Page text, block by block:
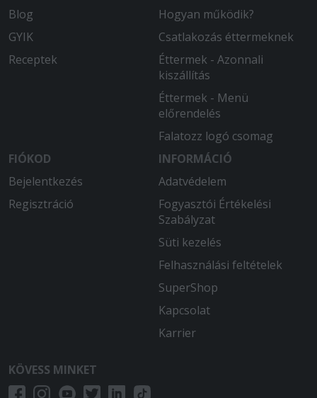
Blog
GYIK
Receptek
Hogyan működik?
Csatlakozás éttermeknek
Éttermek - Azonnali
kiszállítás
Éttermek - Menü
előrendelés
Falatozz logó csomag
FIÓKOD
Bejelentkezés
Regisztráció
INFORMÁCIÓ
Adatvédelem
Fogyasztói Értékelési
Szabályzat
Süti kezelés
Felhasználási feltételek
SuperShop
Kapcsolat
Karrier
KÖVESS MINKET